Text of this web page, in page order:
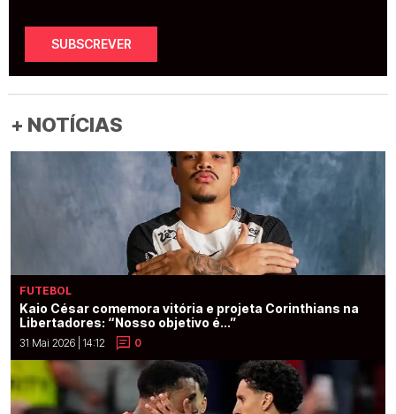
SUBSCREVER
+ NOTÍCIAS
FUTEBOL
Kaio César comemora vitória e projeta Corinthians na
Libertadores: “Nosso objetivo é...”
31 Mai 2026 | 14:12 0